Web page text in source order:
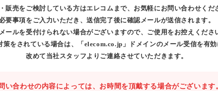
販売をご検討している方はエレコムまで、お気軽にお問い合わせくだ
必要事項をご入力いただき、送信完了後に確認メールが送信されます。
ールを受付けられない場合がございますので、ご使用をお控えくださ
策をされている場合は、「elecom.co.jp」ドメインのメール受信を有効
改めて当社スタッフよりご連絡させていただきます。
い合わせの内容によっては、お時間を頂戴する場合がございます